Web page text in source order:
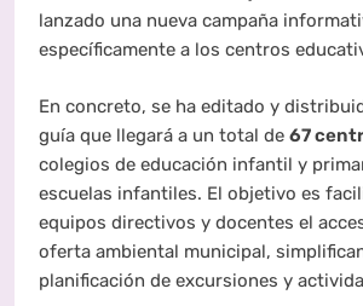
lanzado una nueva campaña
específicamente a los centros
En concreto, se ha editado y
guía que llegará a un total de 67
colegios de educación infantil y
escuelas infantiles. El objetivo es
equipos directivos y docentes el
oferta ambiental municipal,
planificación de excursiones y